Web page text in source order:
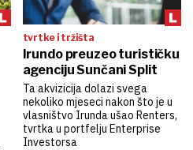
tvrtke i tržišta
Irundo preuzeo turističku
agenciju Sunčani Split
Ta akvizicija dolazi svega
nekoliko mjeseci nakon što je u
vlasništvo Irunda ušao Renters,
tvrtka u portfelju Enterprise
Investorsa